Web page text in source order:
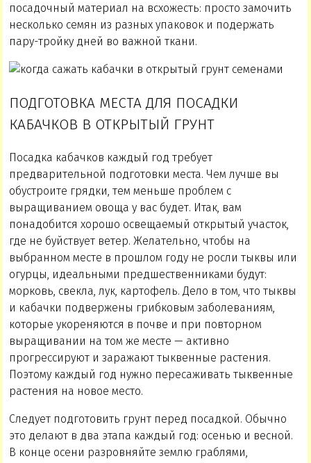
посадочный материал на всхожесть: просто замочить
несколько семян из разных упаковок и подержать
пару-тройку дней во важной ткани.
ПОДГОТОВКА МЕСТА ДЛЯ ПОСАДКИ
КАБАЧКОВ В ОТКРЫТЫЙ ГРУНТ
Посадка кабачков каждый год требует
предварительной подготовки места. Чем лучше вы
обустроите грядки, тем меньше проблем с
выращиванием овоща у вас будет. Итак, вам
понадобится хорошо освещаемый открытый участок,
где не буйствует ветер. Желательно, чтобы на
выбранном месте в прошлом году не росли тыквы или
огурцы, идеальными предшественниками будут:
морковь, свекла, лук, картофель. Дело в том, что тыквы
и кабачки подвержены грибковым заболеваниям,
которые укореняются в почве и при повторном
выращивании на том же месте — активно
прогрессируют и заражают тыквенные растения.
Поэтому каждый год нужно пересаживать тыквенные
растения на новое место.
Следует подготовить грунт перед посадкой. Обычно
это делают в два этапа каждый год: осенью и весной.
В конце осени разровняйте землю граблями,